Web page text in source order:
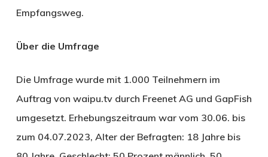
Empfangsweg.
Über die Umfrage
Die Umfrage wurde mit 1.000 Teilnehmern im
Auftrag von waipu.tv durch Freenet AG und GapFish
umgesetzt. Erhebungszeitraum war vom 30.06. bis
zum 04.07.2023, Alter der Befragten: 18 Jahre bis